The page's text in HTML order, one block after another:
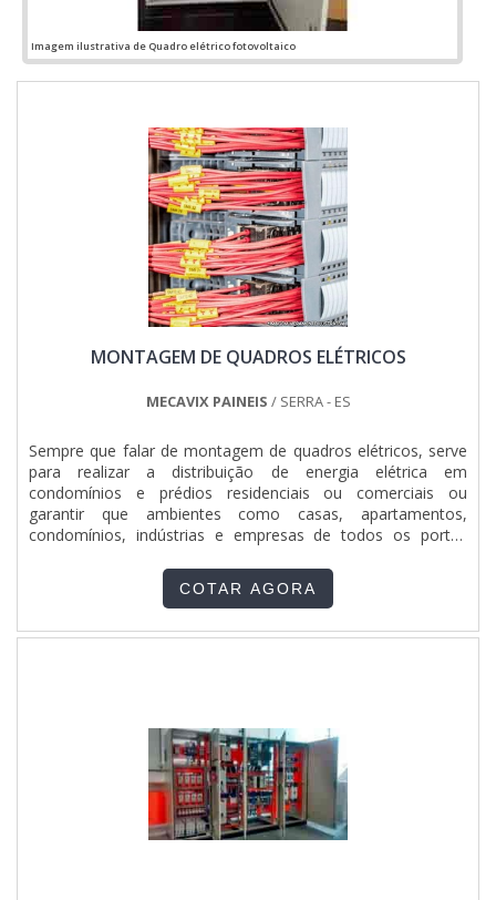
Imagem ilustrativa de Quadro elétrico fotovoltaico
MONTAGEM DE QUADROS ELÉTRICOS
MECAVIX PAINEIS / SERRA - ES
Sempre que falar de montagem de quadros elétricos, serve
para realizar a distribuição de energia elétrica em
condomínios e prédios residenciais ou comerciais ou
garantir que ambientes como casas, apartamentos,
condomínios, indústrias e empresas de todos os portes
que ficam livres de cargas excessivas de eletricidade. O
SERVIÇO OFERECE DIVERSAS VANTAGENSColocando de
normas e regulamentaçõ.
COTAR AGORA